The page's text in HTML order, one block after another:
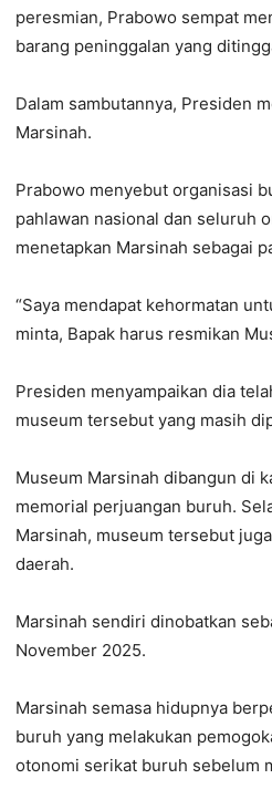
peresmian, Prabowo sempat
barang peninggalan yang
Dalam sambutannya, Presiden
Marsinah.
Prabowo menyebut organisasi
pahlawan nasional dan seluruh
menetapkan Marsinah sebagai
“Saya mendapat kehormatan
minta, Bapak harus resmikan
Presiden menyampaikan dia
museum tersebut yang masih
Museum Marsinah dibangun di
memorial perjuangan buruh.
Marsinah, museum tersebut
daerah.
Marsinah sendiri dinobatkan
November 2025.
Marsinah semasa hidupnya
buruh yang melakukan
otonomi serikat buruh sebelum